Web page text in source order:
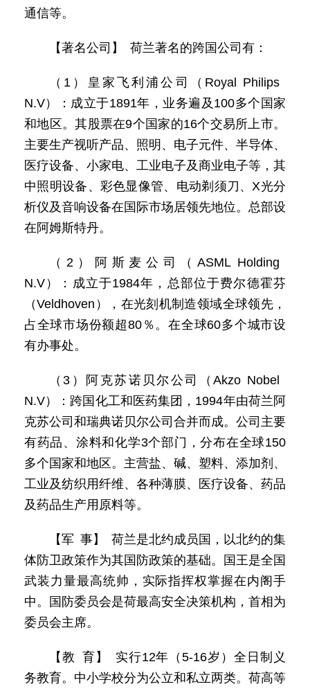
通信等。
【著名公司】 荷兰著名的跨国公司有：
（1）皇家飞利浦公司（Royal Philips
N.V）：成立于1891年，业务遍及100多个国家
和地区。其股票在9个国家的16个交易所上市。
主要生产视听产品、照明、电子元件、半导体、
医疗设备、小家电、工业电子及商业电子等，其
中照明设备、彩色显像管、电动剃须刀、X光分
析仪及音响设备在国际市场居领先地位。总部设
在阿姆斯特丹。
（2）阿斯麦公司（ASML Holding
N.V）：成立于1984年，总部位于费尔德霍芬
（Veldhoven），在光刻机制造领域全球领先，
占全球市场份额超80％。在全球60多个城市设
有办事处。
（3）阿克苏诺贝尔公司（Akzo Nobel
N.V）：跨国化工和医药集团，1994年由荷兰阿
克苏公司和瑞典诺贝尔公司合并而成。公司主要
有药品、涂料和化学3个部门，分布在全球150
多个国家和地区。主营盐、碱、塑料、添加剂、
工业及纺织用纤维、各种薄膜、医疗设备、药品
及药品生产用原料等。
【军 事】 荷兰是北约成员国，以北约的集
体防卫政策作为其国防政策的基础。国王是全国
武装力量最高统帅，实际指挥权掌握在内阁手
中。国防委员会是荷最高安全决策机构，首相为
委员会主席。
【教 育】 实行12年（5-16岁）全日制义
务教育。中小学校分为公立和私立两类。荷高等